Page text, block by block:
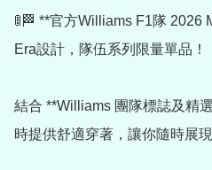
🚦🏁 **官方Williams F1隊
Era設計，隊伍系列限量單品！
結合 **Williams 團隊標誌及精
時提供舒適穿著，讓你隨時展